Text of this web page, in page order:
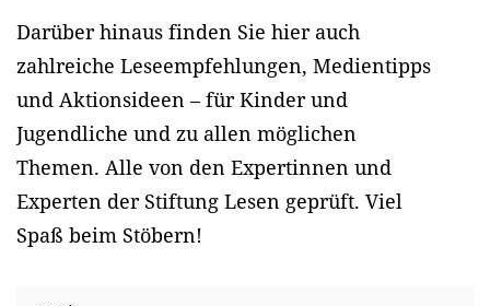
Darüber hinaus finden Sie hier auch
zahlreiche Leseempfehlungen, Medientipps
und Aktionsideen – für Kinder und
Jugendliche und zu allen möglichen
Themen. Alle von den Expertinnen und
Experten der Stiftung Lesen geprüft. Viel
Spaß beim Stöbern!